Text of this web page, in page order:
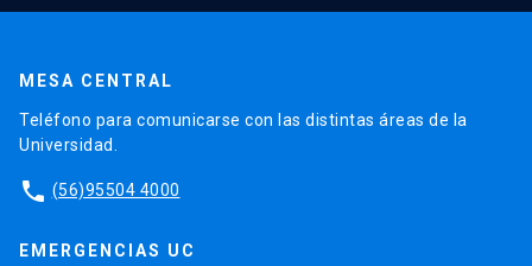
MESA CENTRAL
Teléfono para comunicarse con las distintas áreas de la
Universidad.
phone (56)95504 4000
EMERGENCIAS UC